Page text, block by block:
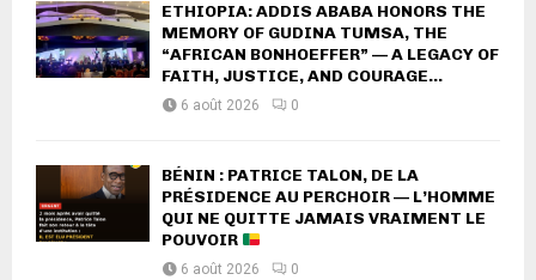
ETHIOPIA: ADDIS ABABA HONORS THE
MEMORY OF GUDINA TUMSA, THE
“AFRICAN BONHOEFFER” — A LEGACY OF
FAITH, JUSTICE, AND COURAGE...
6 août 2026 0
BÉNIN : PATRICE TALON, DE LA
PRÉSIDENCE AU PERCHOIR — L’HOMME
QUI NE QUITTE JAMAIS VRAIMENT LE
POUVOIR
6 août 2026 0